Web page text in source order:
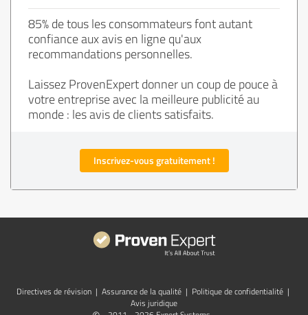
85% de tous les consommateurs font autant
confiance aux avis en ligne qu'aux
recommandations personnelles.
Laissez ProvenExpert donner un coup de pouce à
votre entreprise avec la meilleure publicité au
monde : les avis de clients satisfaits.
Inscrivez-vous gratuitement !
Directives de révision | Assurance de la qualité | Politique de confidentialité |
Avis juridique